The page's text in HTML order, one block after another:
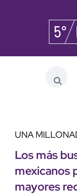
UNA
Los más
mexicanos
mayores